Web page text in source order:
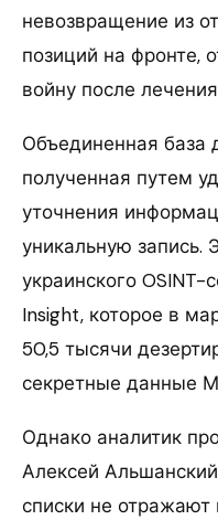
невозвращение из
позиций на фронте,
войну после
Объединенная база
полученная путем
уточнения
уникальную запись.
украинского
Insight, которое в
50,5 тысячи
секретные данные
Однако аналитик
Алексей
списки не отражают